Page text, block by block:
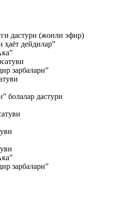
дастури (жонли эфир)
ҳаёт дейдилар”
зарбалари”
болалар дастури
зарбалари”